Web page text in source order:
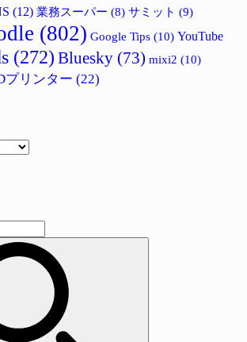
(12) 業務スーパー (8) サミット (9)
(802) Google Tips (10) YouTube
(272) Bluesky (73) mixi2 (10)
プリンター (22)